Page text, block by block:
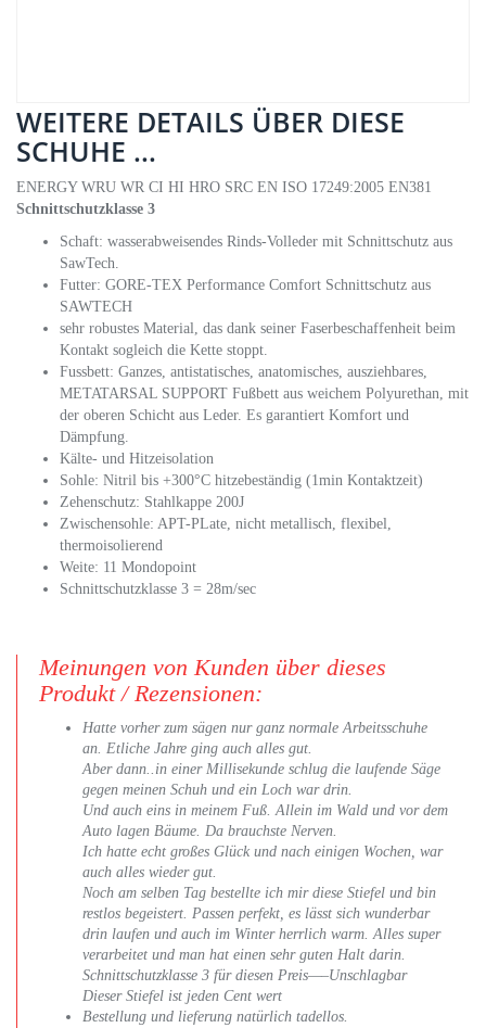
WEITERE DETAILS ÜBER DIESE
SCHUHE ...
ENERGY WRU WR CI HI HRO SRC EN ISO 17249:2005 EN381
Schnittschutzklasse 3
Schaft: wasserabweisendes Rinds-Volleder mit Schnittschutz aus
SawTech.
Futter: GORE-TEX Performance Comfort Schnittschutz aus
SAWTECH
sehr robustes Material, das dank seiner Faserbeschaffenheit beim
Kontakt sogleich die Kette stoppt.
Fussbett: Ganzes, antistatisches, anatomisches, ausziehbares,
METATARSAL SUPPORT Fußbett aus weichem Polyurethan, mit
der oberen Schicht aus Leder. Es garantiert Komfort und
Dämpfung.
Kälte- und Hitzeisolation
Sohle: Nitril bis +300°C hitzebeständig (1min Kontaktzeit)
Zehenschutz: Stahlkappe 200J
Zwischensohle: APT-PLate, nicht metallisch, flexibel,
thermoisolierend
Weite: 11 Mondopoint
Schnittschutzklasse 3 = 28m/sec
Meinungen von Kunden über dieses
Produkt / Rezensionen:
Hatte vorher zum sägen nur ganz normale Arbeitsschuhe
an. Etliche Jahre ging auch alles gut.
Aber dann..in einer Millisekunde schlug die laufende Säge
gegen meinen Schuh und ein Loch war drin.
Und auch eins in meinem Fuß. Allein im Wald und vor dem
Auto lagen Bäume. Da brauchste Nerven.
Ich hatte echt großes Glück und nach einigen Wochen, war
auch alles wieder gut.
Noch am selben Tag bestellte ich mir diese Stiefel und bin
restlos begeistert. Passen perfekt, es lässt sich wunderbar
drin laufen und auch im Winter herrlich warm. Alles super
verarbeitet und man hat einen sehr guten Halt darin.
Schnittschutzklasse 3 für diesen Preis—–Unschlagbar
Dieser Stiefel ist jeden Cent wert
Bestellung und lieferung natürlich tadellos.